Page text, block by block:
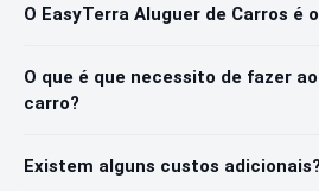
O EasyTerra Aluguer de Carros é
O que é que necessito de fazer
carro?
Existem alguns custos adicionais?